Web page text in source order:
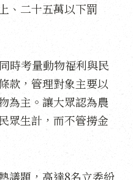
、二十五萬以下罰
時考量動物福利與民
款，管理對象主要以
為主。讓大眾認為農
眾生計，而不管撈金
議題，高達8名立委紛